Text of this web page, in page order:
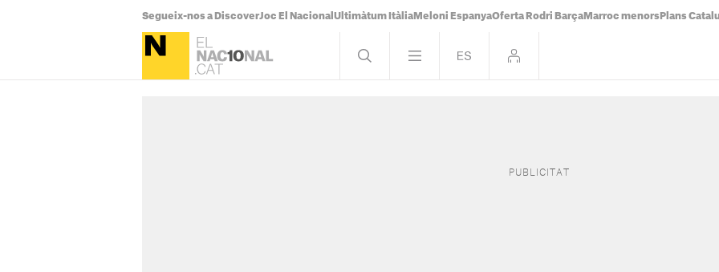
Segueix-nos a DiscoverJoc El Nacional Ultimàtum Itàlia Meloni EspanyaOferta Rodri Barça Marroc menors Plans